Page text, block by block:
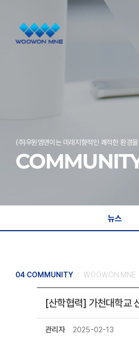
(주)우원엠앤이는 미래지향적인 쾌적한 환경
뉴스
04 COMMUNITY WOOWON MNE
[산학협력] 가천대학교
관리자 2025-02-13